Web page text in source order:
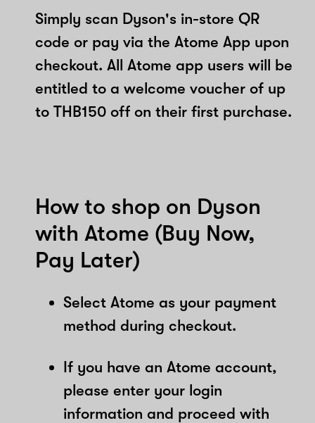
Simply scan Dyson's in-store QR
code or pay via the Atome App upon
checkout. All Atome app users will be
entitled to a welcome voucher of up
to THB150 off on their first purchase.
How to shop on Dyson
with Atome (Buy Now,
Pay Later)
Select Atome as your payment
method during checkout.
If you have an Atome account,
please enter your login
information and proceed with